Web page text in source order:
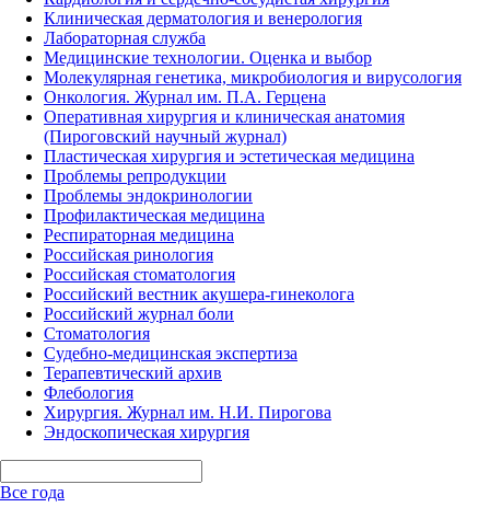
Клиническая дерматология и венерология
Лабораторная служба
Медицинские технологии. Оценка и выбор
Молекулярная генетика, микробиология и вирусология
Онкология. Журнал им. П.А. Герцена
Оперативная хирургия и клиническая анатомия
(Пироговский научный журнал)
Пластическая хирургия и эстетическая медицина
Проблемы репродукции
Проблемы эндокринологии
Профилактическая медицина
Респираторная медицина
Российская ринология
Российская стоматология
Российский вестник акушера-гинеколога
Российский журнал боли
Стоматология
Судебно-медицинская экспертиза
Терапевтический архив
Флебология
Хирургия. Журнал им. Н.И. Пирогова
Эндоскопическая хирургия
Все года